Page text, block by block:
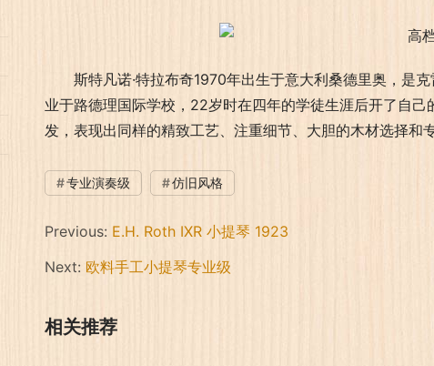
斯特凡诺·特拉布奇1970年出生于意大利桑德里奥，是
业于路德理国际学校，22岁时在四年的学徒生涯后开了自
发，表现出同样的精致工艺、注重细节、大胆的木材选择和
专业演奏级 仿旧风格
Previous: E.H. Roth IXR 小提琴 1923
Next: 欧料手工小提琴专业级
相关推荐